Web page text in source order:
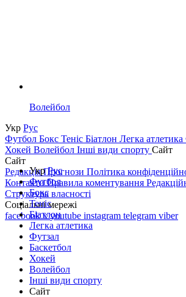
Волейбол
Укр Рус
Футбол Бокс Теніс Біатлон Легка атлетика
Хокей Волейбол Інші види спорту Сайт
Сайт
РедакціяПрогнози Політика
КонтактиПравила коментування
Структура власності
Соціальні мережі
facebookxyoutube instagram telegram viber
УкрРус
Футбол
Бокс
Теніс
Біатлон
Легка атлетика
Футзал
Баскетбол
Хокей
Волейбол
Інші види спорту
Сайт